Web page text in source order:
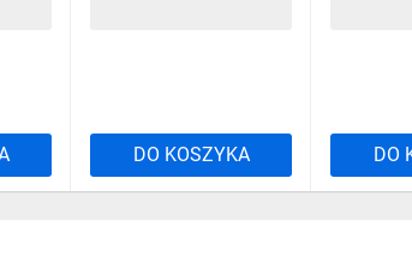
DO KOSZYKA DO